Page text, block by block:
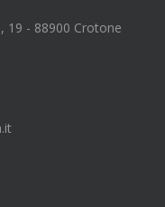
19 - 88900 Crotone